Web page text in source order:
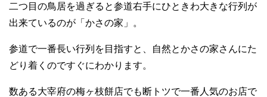
二つ目の鳥居を過ぎると参道右手にひときわ大きな行列が
出来ているのが「かさの家」。
参道で一番長い行列を目指すと、自然とかさの家さんにた
どり着くのですぐにわかります。
数ある大宰府の梅ヶ枝餅店でも断トツで一番人気のお店で